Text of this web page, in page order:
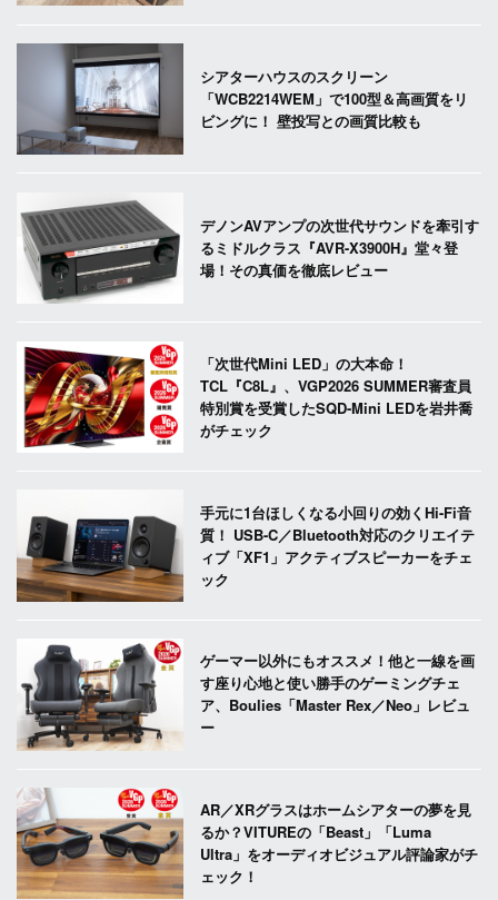
シアターハウスのスクリーン
「WCB2214WEM」で100型＆高画質をリ
ビングに！ 壁投写との画質比較も
デノンAVアンプの次世代サウンドを牽引す
るミドルクラス『AVR-X3900H』堂々登
場！その真価を徹底レビュー
「次世代Mini LED」の大本命！
TCL『C8L』、VGP2026 SUMMER審査員
特別賞を受賞したSQD-Mini LEDを岩井喬
がチェック
手元に1台ほしくなる小回りの効くHi-Fi音
質！ USB-C／Bluetooth対応のクリエイテ
ィブ「XF1」アクティブスピーカーをチェ
ック
ゲーマー以外にもオススメ！他と一線を画
す座り心地と使い勝手のゲーミングチェ
ア、Boulies「Master Rex／Neo」レビュ
ー
AR／XRグラスはホームシアターの夢を見
るか？VITUREの「Beast」「Luma
Ultra」をオーディオビジュアル評論家がチ
ェック！